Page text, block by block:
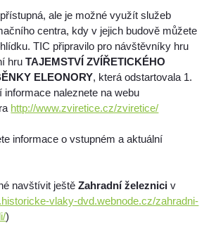
ale je možné využít služeb
centra, kdy v jejich budově můžete
TIC připravilo pro návštěvníky hru
hruTAJEMSTVÍ ZVÍŘETICKÉHO
ELEONORY, která odstartovala 1.
informace naleznete na webu
http://www.zviretice.cz/zviretice/
informace o vstupném a aktuální
navštívit ještěZahradní železnici v
vlaky-dvd.webnode.cz/zahradni-
)